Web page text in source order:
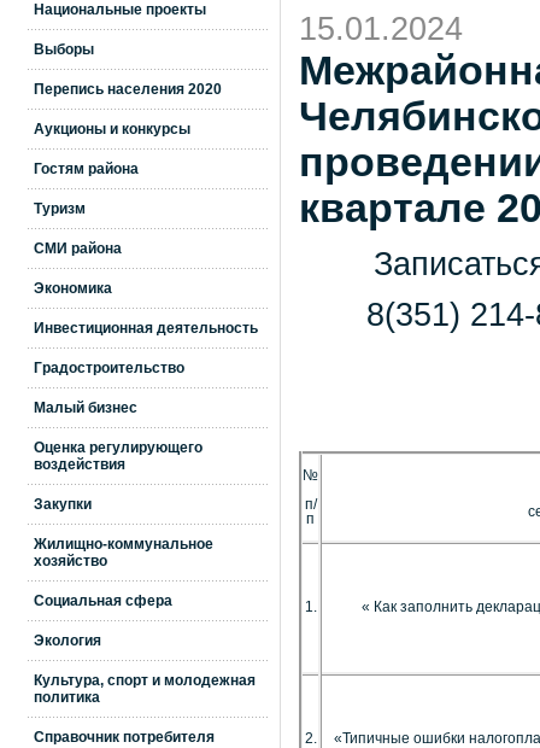
Национальные проекты
Выборы
Перепись населения 2020
Аукционы и конкурсы
Гостям района
Туризм
СМИ района
Экономика
Инвестиционная деятельность
Градостроительство
Малый бизнес
Оценка регулирующего
воздействия
Закупки
Жилищно-коммунальное
хозяйство
Социальная сфера
Экология
Культура, спорт и молодежная
политика
Справочник потребителя
15.01.2024
квартале
8(351)
№
п/
п
1. « Как заполнить
2. «Типичные ошибки